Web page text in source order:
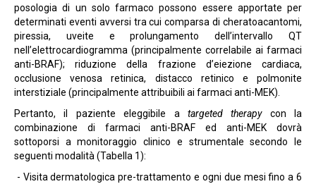
posologia di un solo farmaco possono essere apportate per
determinati eventi avversi tra cui comparsa di cheratoacantomi,
piressia, uveite e prolungamento dell’intervallo QT
nell’elettrocardiogramma (principalmente correlabile ai farmaci
anti-BRAF); riduzione della frazione d’eiezione cardiaca,
occlusione venosa retinica, distacco retinico e polmonite
interstiziale (principalmente attribuibili ai farmaci anti-MEK).
Pertanto, il paziente eleggibile a targeted therapycon la
combinazione di farmaci anti-BRAF ed anti-MEK dovrà
sottoporsi a monitoraggio clinico e strumentale secondo le
seguenti modalità (Tabella 1):
- Visita dermatologica pre-trattamento e ogni due mesi fino a 6